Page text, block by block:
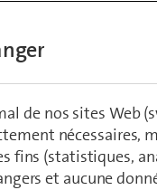
de nos sites Web
nécessaires,
fins (statistiques,
et aucune